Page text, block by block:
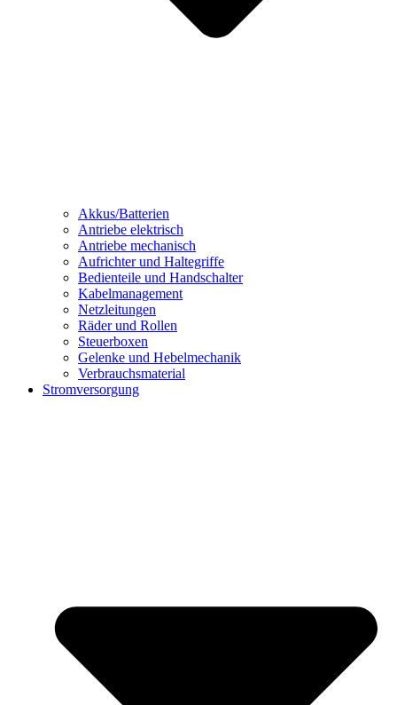
Akkus/Batterien
Antriebe elektrisch
Antriebe mechanisch
Aufrichter und Haltegriffe
Bedienteile und Handschalter
Kabelmanagement
Netzleitungen
Räder und Rollen
Steuerboxen
Gelenke und Hebelmechanik
Verbrauchsmaterial
Stromversorgung